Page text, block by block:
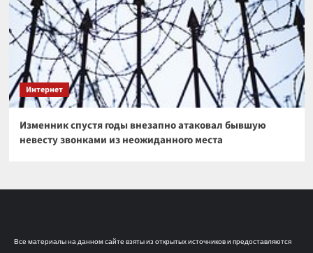
Интернет
Изменник спустя годы внезапно атаковал бывшую
невесту звонками из неожиданного места
Все материалы на данном сайте взяты из открытых источников и предоставляются